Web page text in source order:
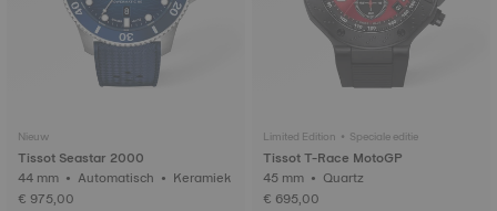
Nieuw
Tissot Seastar 2000
44 mm • Automatisch • Keramiek
€ 975,00
Limited Edition • Speciale editie
Tissot T-Race MotoGP
45 mm • Quartz
€ 695,00